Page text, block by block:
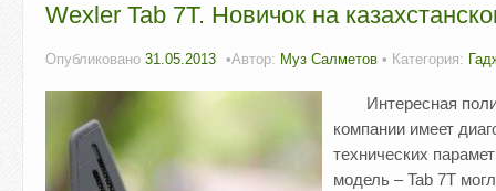
Wexler Tab 7T. Новичок на
Опубликовано 31.05.2013 Автор: Муз Салметов • Категория:
Интересная
компании имеет
технических
модель – Tab 7T